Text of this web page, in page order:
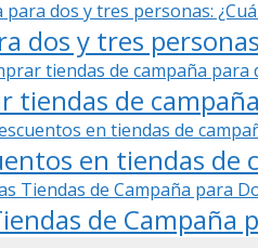
dos y tres
tiendas de
en tiendas de
de Campaña